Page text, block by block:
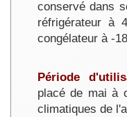
conservé dans
réfrigérateur à
congélateur à -
Période
placé de mai à
climatiques de